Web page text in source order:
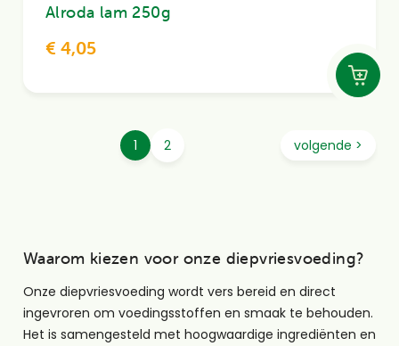
Alroda lam 250g
€ 4,05
huidige
1 pagina
2
volgende
volgende >
Waarom kiezen voor onze diepvriesvoeding?
Onze diepvriesvoeding wordt vers bereid en direct
ingevroren om voedingsstoffen en smaak te behouden.
Het is samengesteld met hoogwaardige ingrediënten en